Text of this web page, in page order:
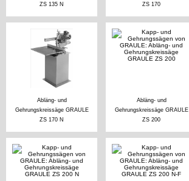
ZS 135 N
ZS 170
Abläng- und
Gehrungskreissäge GRAULE
ZS 170 N
Abläng- und
Gehrungskreissäge GRAULE
ZS 200